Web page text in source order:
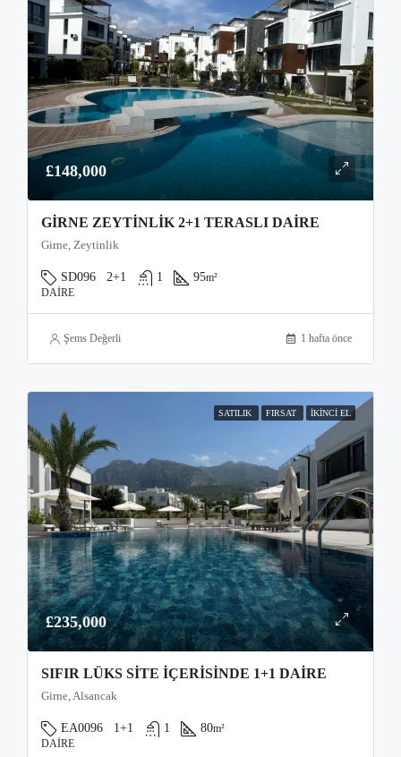
£148,000
GIRNE ZEYTINLIK 2+1 TERASLI DAIRE
Girne, Zeytinlik
SD096 2+1 1 95m²
DAIRE
Şems Değerli 1 hafta önce
SATILIK FIRSAT İKINCI EL
£235,000
SIFIR LÜKS SITE İÇERISINDE 1+1 DAIRE
Girne, Alsancak
EA0096 1+1 1 80m²
DAIRE